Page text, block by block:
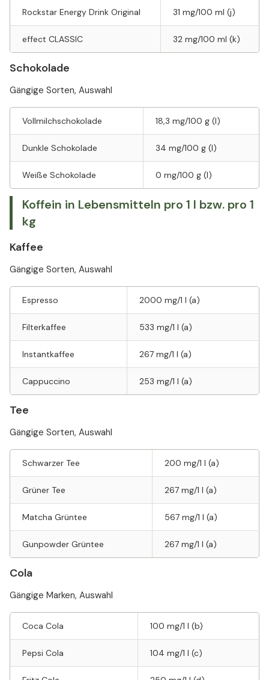
Rockstar Energy Drink Original 31 mg/100 ml (j)
effect CLASSIC 32 mg/100 ml (k)
Schokolade
Gängige Sorten, Auswahl
Vollmilchschokolade 18,3 mg/100 g (l)
Dunkle Schokolade 34 mg/100 g (l)
Weiße Schokolade 0 mg/100 g (l)
Koffein in Lebensmitteln pro 1 l bzw. pro 1
kg
Kaffee
Gängige Sorten, Auswahl
Espresso 2000 mg/1 l (a)
Filterkaffee 533 mg/1 l (a)
Instantkaffee 267 mg/1 l (a)
Cappuccino 253 mg/1 l (a)
Tee
Gängige Sorten, Auswahl
Schwarzer Tee 200 mg/1 l (a)
Grüner Tee 267 mg/1 l (a)
Matcha Grüntee 567 mg/1 l (a)
Gunpowder Grüntee 267 mg/1 l (a)
Cola
Gängige Marken, Auswahl
Coca Cola 100 mg/1 l (b)
Pepsi Cola 104 mg/1 l (c)